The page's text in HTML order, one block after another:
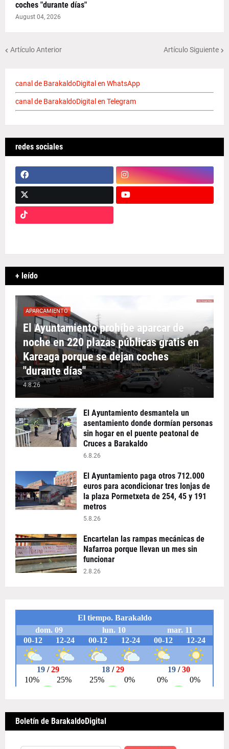
coches "durante días"
August 04, 2026
Artículo Anterior Artículo Siguiente
canal de BarakaldoDigital en WhatsApp
canal de BarakaldoDigital en Telegram
redes sociales
+ leído
APARCAMIENTO
El Ayuntamiento prohíbe aparcar de
noche en 220 plazas públicas gratis en
Kareaga porque se dejan coches
"durante días"
4.8.26
El Ayuntamiento desmantela un
asentamiento donde dormían personas
sin hogar en el puente peatonal de
Cruces a Barakaldo
6.8.26
El Ayuntamiento paga otros 712.000
euros para acondicionar tres lonjas de
la plaza Pormetxeta de 254, 45 y 191
metros
5.8.26
Encartelan las rampas mecánicas de
Nafarroa porque llevan un mes sin
funcionar
2.8.26
Boletín de BarakaldoDigital